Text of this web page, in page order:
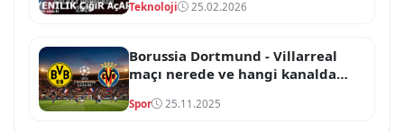
Teknoloji 25.02.2026
Borussia Dortmund - Villarreal
maçı nerede ve hangi kanalda
Spor 25.11.2025